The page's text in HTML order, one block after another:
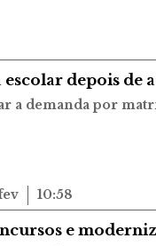
depois de
a demanda por
10:58
e